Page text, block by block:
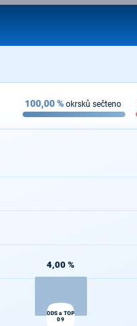
100,00% okrsků sečteno
4,00 %
ODS a TOP
09